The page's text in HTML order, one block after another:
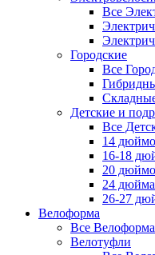
Все
Городские
Все
Детские и
Все
14
16-18
20
24
26-27
Велоформа
Все Велоформа
Велотуфли